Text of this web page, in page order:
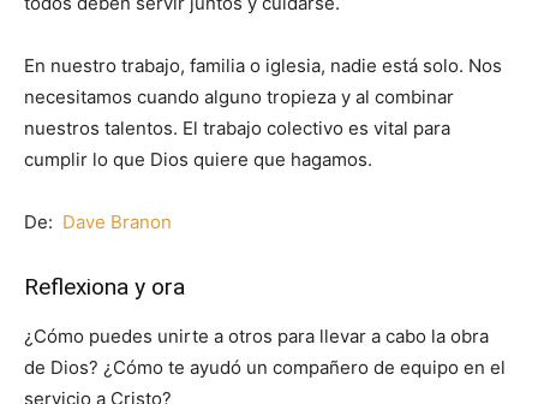
En nuestro trabajo, familia o iglesia, nadie está solo. Nos
necesitamos cuando alguno tropieza y al combinar
nuestros talentos. El trabajo colectivo es vital para
cumplir lo que Dios quiere que hagamos.
De: Dave Branon
Reflexiona y ora
¿Cómo puedes unirte a otros para llevar a cabo la obra
de Dios? ¿Cómo te ayudó un compañero de equipo en el
servicio a Cristo?